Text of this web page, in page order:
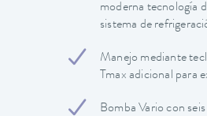
moderna tecnología
sistema de
Manejo mediante
Tmax adicional para
Bomba Vario con